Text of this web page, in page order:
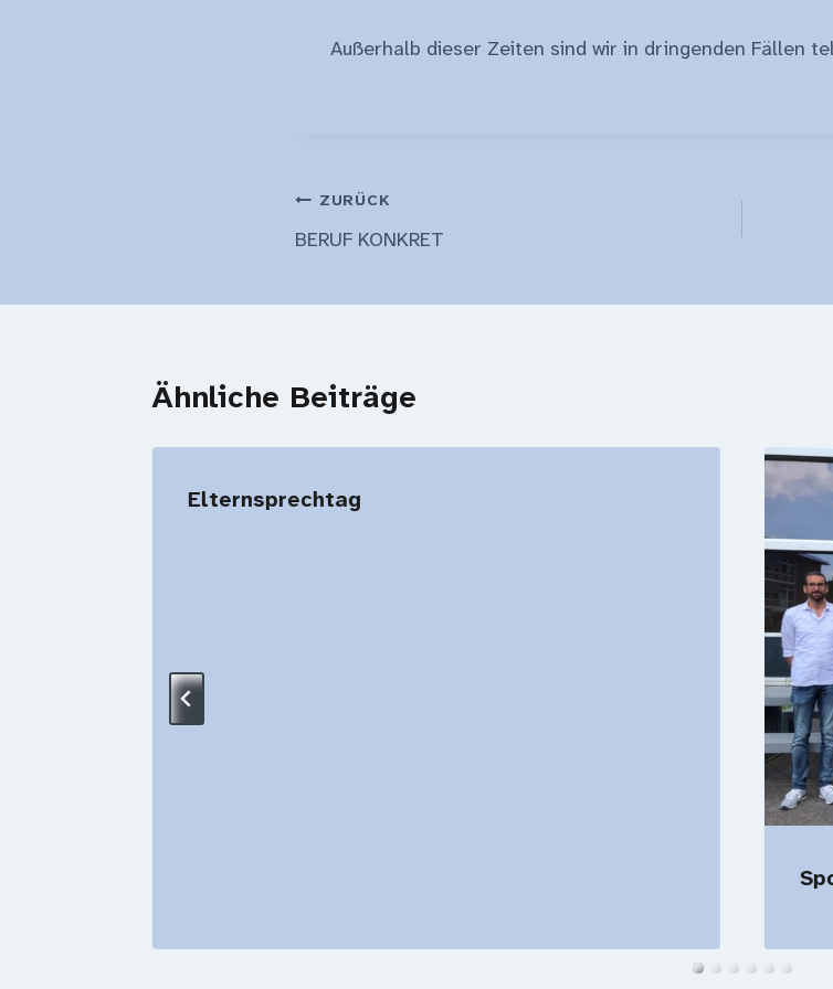
Außerhalb dieser Zeiten sind wir in dringenden Fällen
Beitragsnavigation
ZURÜCK
BERUF KONKRET
Ähnliche Beiträge
Elternsprechtag